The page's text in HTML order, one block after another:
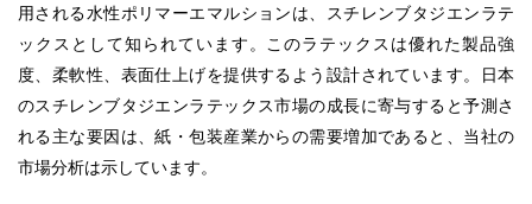
用される水性ポリマーエマルションは、スチレンブタジエンラテ
ックスとして知られています。このラテックスは優れた製品強
度、柔軟性、表面仕上げを提供するよう設計されています。日本
のスチレンブタジエンラテックス市場の成長に寄与すると予測さ
れる主な要因は、紙・包装産業からの需要増加であると、当社の
市場分析は示しています。